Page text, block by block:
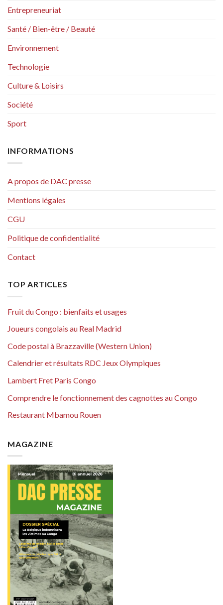
Entrepreneuriat
Santé / Bien-être / Beauté
Environnement
Technologie
Culture & Loisirs
Société
Sport
INFORMATIONS
A propos de DAC presse
Mentions légales
CGU
Politique de confidentialité
Contact
TOP ARTICLES
Fruit du Congo : bienfaits et usages
Joueurs congolais au Real Madrid
Code postal à Brazzaville (Western Union)
Calendrier et résultats RDC Jeux Olympiques
Lambert Fret Paris Congo
Comprendre le fonctionnement des cagnottes au Congo
Restaurant Mbamou Rouen
MAGAZINE